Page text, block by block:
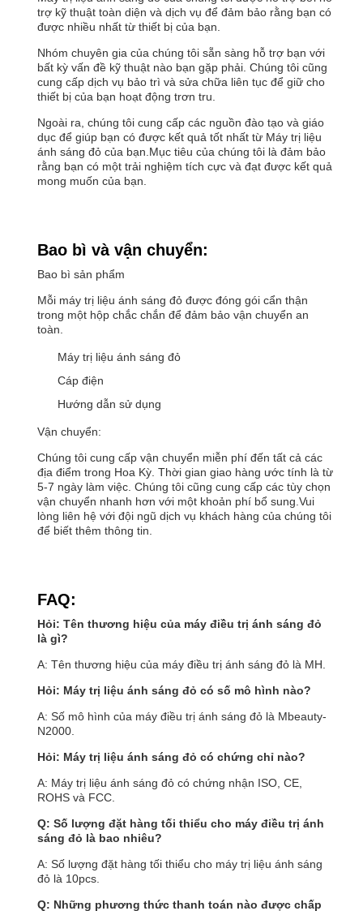
trợ kỹ thuật toàn diện và dịch vụ để đảm bảo rằng bạn có
được nhiều nhất từ thiết bị của bạn.
Nhóm chuyên gia của chúng tôi sẵn sàng hỗ trợ bạn với
bất kỳ vấn đề kỹ thuật nào bạn gặp phải. Chúng tôi cũng
cung cấp dịch vụ bảo trì và sửa chữa liên tục để giữ cho
thiết bị của bạn hoạt động trơn tru.
Ngoài ra, chúng tôi cung cấp các nguồn đào tạo và giáo
dục để giúp bạn có được kết quả tốt nhất từ Máy trị liệu
ánh sáng đỏ của bạn.Mục tiêu của chúng tôi là đảm bảo
rằng bạn có một trải nghiệm tích cực và đạt được kết quả
mong muốn của bạn.
Bao bì và vận chuyển:
Bao bì sản phẩm
Mỗi máy trị liệu ánh sáng đỏ được đóng gói cẩn thận
trong một hộp chắc chắn để đảm bảo vận chuyển an
toàn.
Máy trị liệu ánh sáng đỏ
Cáp điện
Hướng dẫn sử dụng
Vận chuyển:
Chúng tôi cung cấp vận chuyển miễn phí đến tất cả các
địa điểm trong Hoa Kỳ. Thời gian giao hàng ước tính là từ
5-7 ngày làm việc. Chúng tôi cũng cung cấp các tùy chọn
vận chuyển nhanh hơn với một khoản phí bổ sung.Vui
lòng liên hệ với đội ngũ dịch vụ khách hàng của chúng tôi
để biết thêm thông tin.
FAQ:
Hỏi: Tên thương hiệu của máy điều trị ánh sáng đỏ
là gì?
A: Tên thương hiệu của máy điều trị ánh sáng đỏ là MH.
Hỏi: Máy trị liệu ánh sáng đỏ có số mô hình nào?
A: Số mô hình của máy điều trị ánh sáng đỏ là Mbeauty-
N2000.
Hỏi: Máy trị liệu ánh sáng đỏ có chứng chỉ nào?
A: Máy trị liệu ánh sáng đỏ có chứng nhận ISO, CE,
ROHS và FCC.
Q: Số lượng đặt hàng tối thiểu cho máy điều trị ánh
sáng đỏ là bao nhiêu?
A: Số lượng đặt hàng tối thiểu cho máy trị liệu ánh sáng
đỏ là 10pcs.
Q: Những phương thức thanh toán nào được chấp